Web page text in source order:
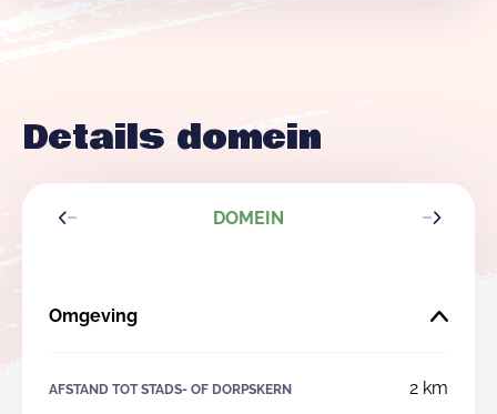
Details domein
DOMEIN
Omgeving
AFSTAND TOT STADS- OF DORPSKERN 2 km